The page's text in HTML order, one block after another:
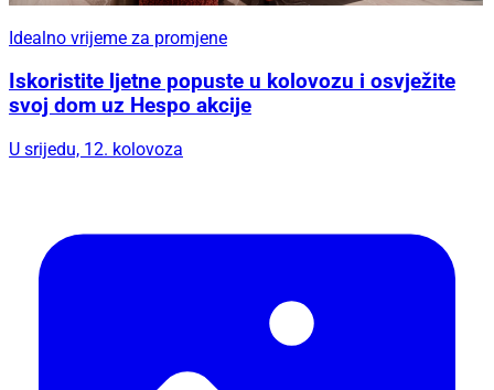
Idealno vrijeme za promjene
Iskoristite ljetne popuste u kolovozu i osvježite
svoj dom uz Hespo akcije
U srijedu, 12. kolovoza